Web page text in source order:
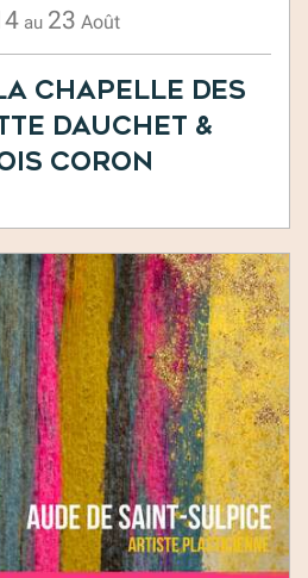
au 23 Août
Chapelle des
Dauchet &
Coron